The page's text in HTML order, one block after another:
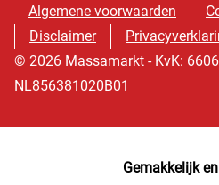
Algemene voorwaarden
Disclaimer
© 2026 Massamarkt - KvK:
NL856381020B01
Gemakkelijk